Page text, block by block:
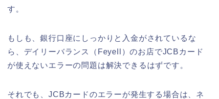
す。
もしも、銀行口座にしっかりと入金がされているな
ら、デイリーバランス（Feyell）のお店でJCBカード
が使えないエラーの問題は解決できるはずです。
それでも、JCBカードのエラーが発生する場合は、ネ